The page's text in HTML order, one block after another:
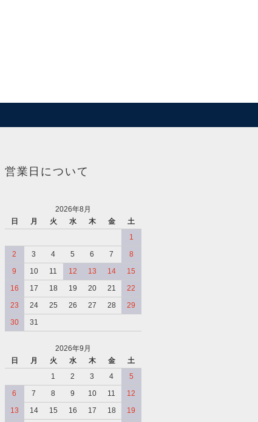
営業日について
2026年8月
日
月 火 水 木 金
土
1
2
3 4 5 6 7
8
9
10 11 12 13 14
15
16
17 18 19 20 21
22
23
24 25 26 27 28
29
30
31
2026年9月
日
月 火 水 木 金
土
1
2 3 4
5
6
7 8 9 10 11
12
13
14 15 16 17 18
19